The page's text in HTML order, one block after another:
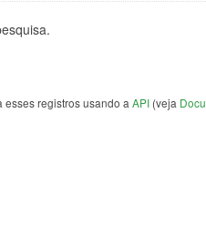
esses registros usando a API (veja